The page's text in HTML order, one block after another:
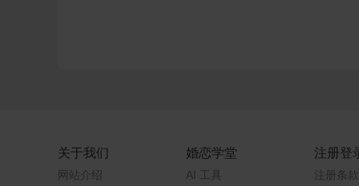
关于我们
网站介绍
婚恋学堂
AI 工具
注册登
注册条款